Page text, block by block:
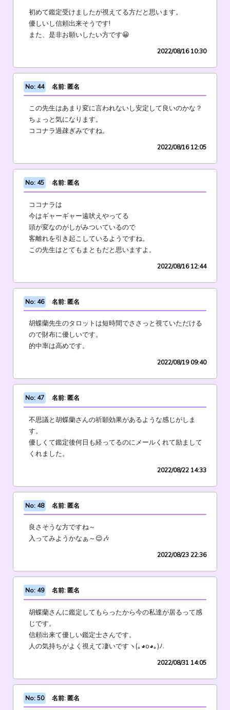
初めて鑑定受けましたが視えてる方だと思います。
優しいし信頼出来そうです!
また、是非お願いしたい方です😀
2022/08/16 10:30
No: 44 名前: 匿名
この先生はあまり変に言われないし安定して良いのかな？
ちょっと気になります。
ココナラ過疎ぎみですね。
2022/08/16 12:05
No: 45 名前: 匿名
ココナラは
今はギャーギャー遠吠えやってる
頭が変なのがしがみついているので
客離れを引き起こしているようですね。
この先生はとてもまともだと思いますよ。
2022/08/16 12:44
No: 46 名前: 匿名
胡蝶蘭先生のタロットは短時間でささっと視ていただける
ので財布に優しいです。
的中率は高めです。
2022/08/19 09:40
No: 47 名前: 匿名
不思議と胡蝶蘭さんの祈願効果があるような感じがしま
す。
優しくて鑑定後何日も経ってるのにメールくれて励まして
くれました。
2022/08/22 14:33
No: 48 名前: 匿名
良さそうな方ですね～
入ってみようかなぁ～😌🎶
2022/08/23 22:36
No: 49 名前: 匿名
胡蝶蘭さんに鑑定してもらったから今の私達が居るって感
じです。
信頼出来て優しい鑑定士さんです。
人の気持ちがよく視えて凄いですヽ(｡◕o◕｡)ﾉ.
2022/08/31 14:05
No: 50 名前: 匿名